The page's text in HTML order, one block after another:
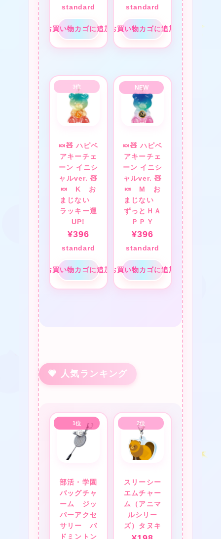
standard
お買い物カゴに追加
standard
お買い物カゴに追加
🍬🧸 ハピベ
アキーチェ
ーン イニシ
ャルver. 🧸
🍬 K お
まじない
ラッキー運
UP!
¥396
standard
お買い物カゴに追加
🍬🧸 ハピベ
アキーチェ
ーン イニシ
ャルver. 🧸
🍬 M お
まじない
ずっとＨＡ
ＰＰＹ
¥396
standard
お買い物カゴに追加
💗 人気ランキング
部活・学園
バッグチャ
ーム ジッ
パーアクセ
サリー バ
ドミントン
スリーシー
エムチャー
ム（アニマ
ルシリー
ズ）タヌキ
★
❤
❤
★
★